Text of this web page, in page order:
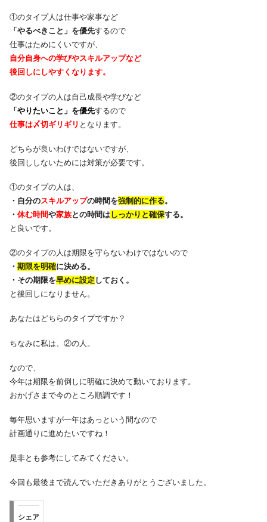
①のタイプ人は仕事や家事など
「やるべきこと」を優先するので
仕事はためにくいですが、
自分自身への学びやスキルアップなど
後回しにしやすくなります。
②のタイプの人は自己成長や学びなど
「やりたいこと」を優先するので
仕事は〆切ギリギリ となります。
どちらが良いわけではないですが、
後回ししないためには対策が必要です。
①のタイプの人は、
​​・自分のスキルアップの時間を強制的に作る。​​
​​​・ 休む時間や家族との時間はしっかりと確保する。​​​
と良いです。
②のタイプの人は期限を守らないわけではないので
​・ 期限を明確に決める。​
​・その期限を早めに設定 しておく。​
と後回しになりません。
あなたはどちらのタイプですか？
ちなみに私は、②の人。
なので、
今年は期限を前倒しに明確に決めて動いております。
おかげさまで今のところ順調です！
毎年思いますが一年はあっという間なので
計画通りに進めたいですね！
是非とも参考にしてみてください。
今回も最後まで読んでいただきありがとうございました。
シェア